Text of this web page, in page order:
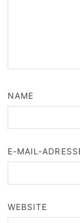
NAME
E-MAIL-
WEBSITE